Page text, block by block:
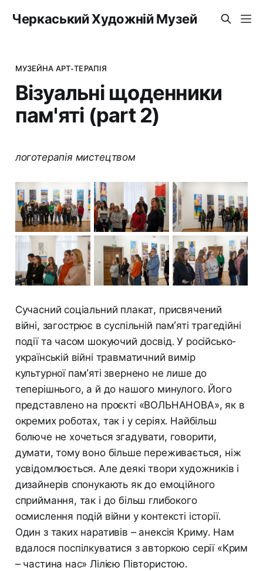
Черкаський Художній Музей
МУЗЕЙНА АРТ-ТЕРАПІЯ
Візуальні щоденники
пам'яті (part 2)
логотерапія мистецтвом
Сучасний соціальний плакат, присвячений
війні, загострює в суспільній пам’яті трагедійні
події та часом шокуючий досвід. У російсько-
українській війні травматичний вимір
культурної пам’яті звернено не лише до
теперішнього, а й до нашого минулого. Його
представлено на проєкті «ВОЛЬНАНОВА», як в
окремих роботах, так і у серіях. Найбільш
болюче не хочеться згадувати, говорити,
думати, тому воно більше переживається, ніж
усвідомлюється. Але деякі твори художників і
дизайнерів спонукають як до емоційного
сприймання, так і до більш глибокого
осмислення подій війни у контексті історії.
Один з таких наративів – анексія Криму. Нам
вдалося поспілкуватися з авторкою серії «Крим
– частина нас» Лілією Півтористою.